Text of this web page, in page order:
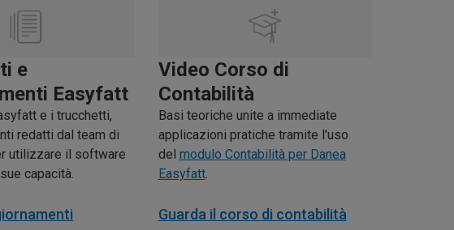
e
Easyfatt
e i trucchetti,
redatti dal team di
utilizzare il software
capacità.
Video Corso di
Contabilità
Basi teoriche unite a immediate
applicazioni pratiche tramite l'uso
del modulo Contabilità per Danea
Easyfatt.
Guarda il corso di contabilità